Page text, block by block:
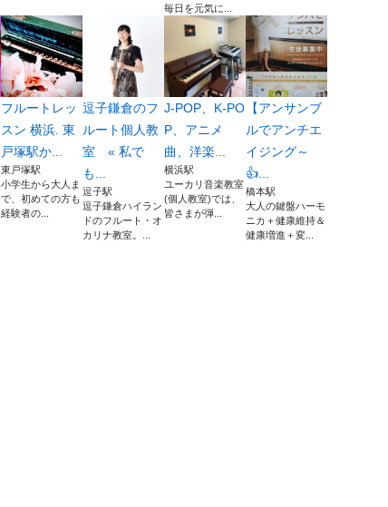
毎日を元気に...
フルートレッ
スン 横浜. 東
戸塚駅か...
東戸塚駅
小学生から大人ま
で、初めての方も
経験者の...
逗子鎌倉のフ
ルート個人教
室 « 私で
も...
逗子駅
逗子鎌倉ハイラン
ドのフルート・オ
カリナ教室。...
J-POP、K-PO
P、アニメ
曲、洋楽...
横浜駅
ユーカリ音楽教室
(個人教室)では、
皆さまが弾...
【アンサンブ
ルでアンチエ
イジング～
👍...
橋本駅
大人の鍵盤ハーモ
ニカ＋健康維持＆
健康増進＋変...